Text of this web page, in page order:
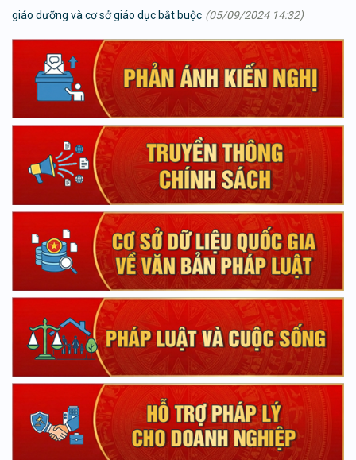
giáo dưỡng và cơ sở giáo dục bắt buộc (05/09/2024 14:32)